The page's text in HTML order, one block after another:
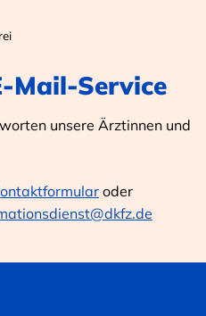
Mail-Service
unsere Ärztinnen und
oder